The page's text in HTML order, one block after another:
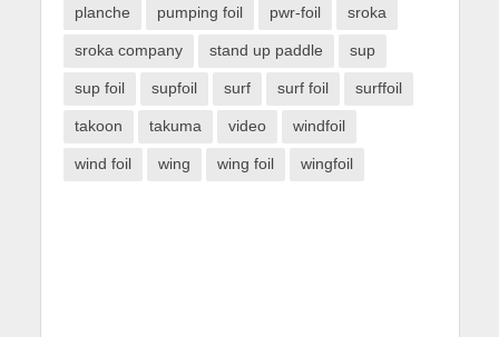
planche pumping foil pwr-foil sroka
sroka company stand up paddle sup
sup foil supfoil surf surf foil surffoil
takoon takuma video windfoil
wind foil wing wing foil wingfoil